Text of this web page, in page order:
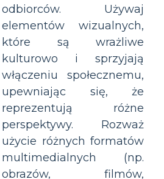
odbiorców. Używaj
elementów wizualnych,
które są wrażliwe
kulturowo i sprzyjają
włączeniu społecznemu,
upewniając się, że
reprezentują różne
perspektywy. Rozważ
użycie różnych formatów
multimedialnych (np.
obrazów, filmów,